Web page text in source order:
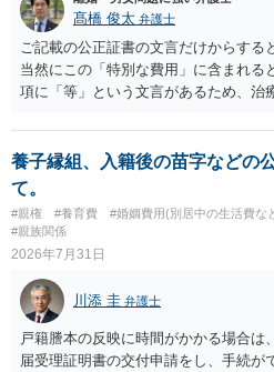
髙橋 俊太 弁護士
ご記載の公正証書の文言だけからする
当然にこの「特別な費用」に含まれる
項に「等」という文言があるため、治
れていますので、通常は、病気や事故
療費その他これに類する特別支出を念
です。したがって、大学の入学金、授
ついてまで、「この条項があるから当
は言いにくいと思われます。なお、通
担すべきかについては、離婚時の合意
や費用などを踏まえて個別に検討する
の条項において、養育費の終期につい
か、大学進学に関する定めの有無、「
定めの有無等について確認する必要が
養子縁組、入籍後の苗字などの
て。
#親権 #養育費 #婚姻費用(別居中の生活費な
#親族関係
2026年7月31日
川添 圭 弁護士
戸籍謄本の反映に時間がかかる場合は
届受理証明書の交付申請をし、手続が